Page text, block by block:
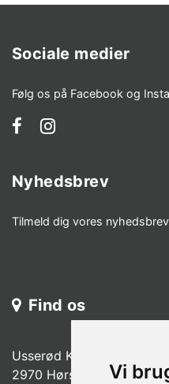
Vi
Sociale medier
Følg os på Facebook og
Nyhedsbrev
Tilmeld dig vores nyhedsbrev
Find os
Usserød Kongevej 37 A.
2970 Hørsholm